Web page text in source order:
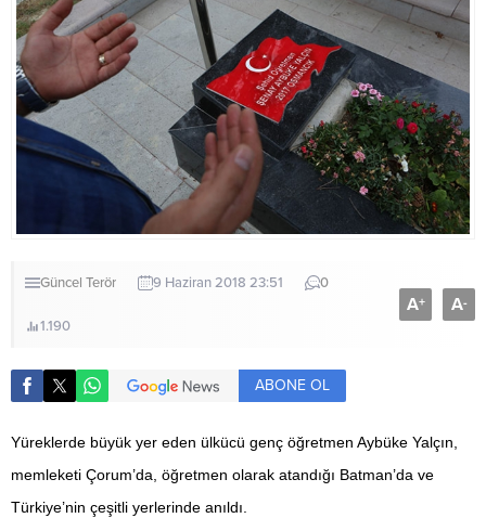
Güncel Terör 9 Haziran 2018 23:51 0
1.190
A+ A-
ABONE OL
Yüreklerde büyük yer eden ülkücü genç öğretmen Aybüke Yalçın,
memleketi Çorum’da, öğretmen olarak atandığı Batman’da ve
Türkiye’nin çeşitli yerlerinde anıldı.